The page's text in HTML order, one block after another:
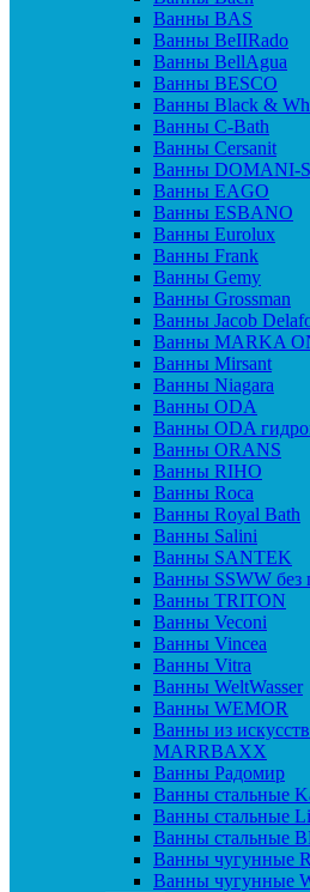
Ванны BAS
Ванны BeIIRado
Ванны BellAgua
Ванны BESCO
Ванны Black &
Ванны C-Bath
Ванны Cersanit
Ванны DOMANI-
Ванны EAGO
Ванны ESBANO
Ванны Eurolux
Ванны Frank
Ванны Gemy
Ванны Grossman
Ванны Jacob
Ванны MARKA
Ванны Mirsant
Ванны Niagara
Ванны ODA
Ванны ODA
Ванны ORANS
Ванны RIHO
Ванны Roca
Ванны Royal Bath
Ванны Salini
Ванны SANTEK
Ванны SSWW без
Ванны TRITON
Ванны Veconi
Ванны Vincea
Ванны Vitra
Ванны WeltWasser
Ванны WEMOR
Ванны из
MARRBAXX
Ванны Радомир
Ванны стальные
Ванны стальные
Ванны стальные
Ванны чугунные
Ванны чугунные